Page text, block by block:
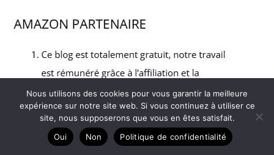
Nous utilisons des cookies pour vous garantir la meilleure
expérience sur notre site web. Si vous continuez à utiliser ce
site, nous supposerons que vous en êtes satisfait.
Oui
Non Politique de confidentialité